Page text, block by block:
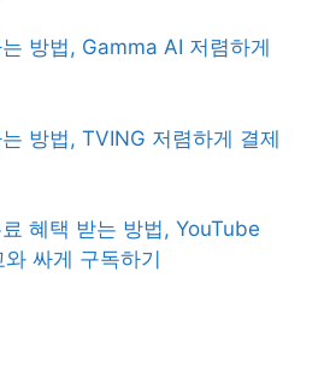
방법, Gamma AI 저렴하게
방법, TVING 저렴하게 결제
혜택 받는 방법, YouTube
싸게 구독하기